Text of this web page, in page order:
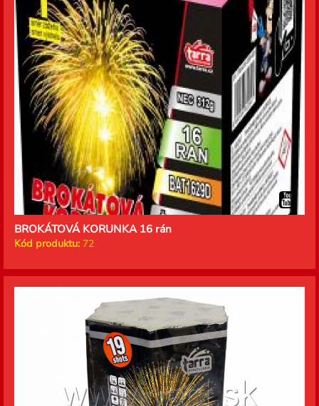
BROKÁTOVÁ KORUNKA 16 rán
Kód produktu: 72